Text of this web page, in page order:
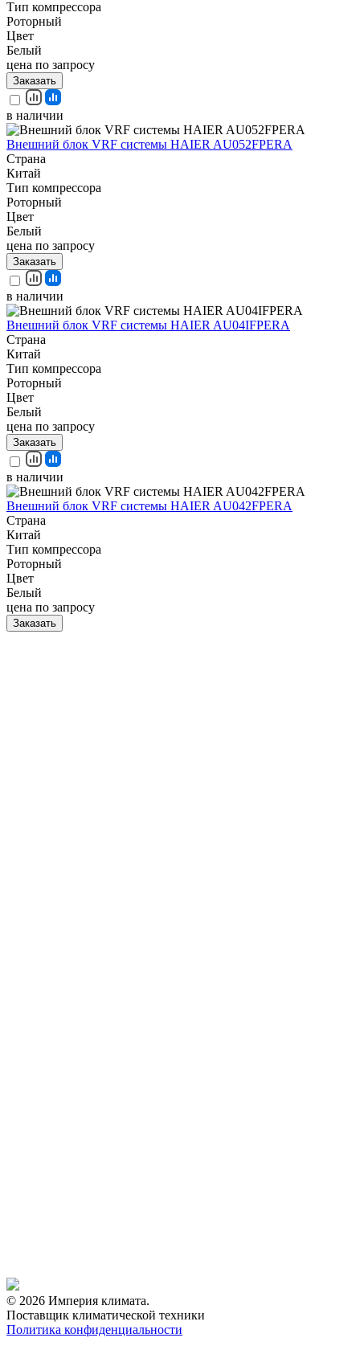
Тип компрессора
Роторный
Цвет
Белый
цена по запросу
Заказать
в наличии
Внешний блок VRF системы HAIER AU052FPERA
Страна
Китай
Тип компрессора
Роторный
Цвет
Белый
цена по запросу
Заказать
в наличии
Внешний блок VRF системы HAIER AU04IFPERA
Страна
Китай
Тип компрессора
Роторный
Цвет
Белый
цена по запросу
Заказать
в наличии
Внешний блок VRF системы HAIER AU042FPERA
Страна
Китай
Тип компрессора
Роторный
Цвет
Белый
цена по запросу
Заказать
© 2026 Империя климата.
Поставщик климатической техники
Политика конфиденциальности